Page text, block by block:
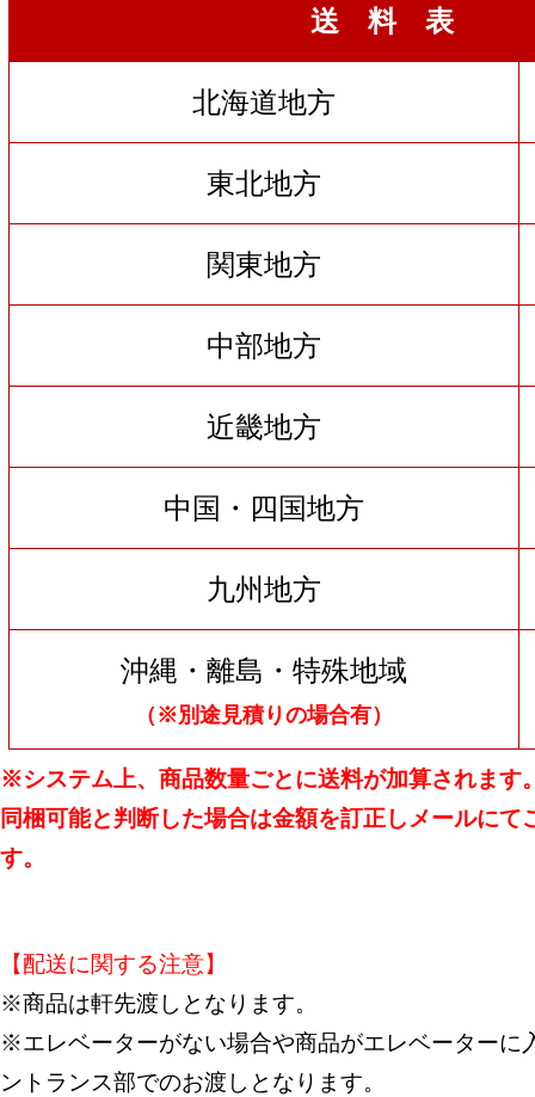
送 料 表
北海道地方
東北地方
関東地方
中部地方
近畿地方
中国・四国地方
九州地方
沖縄・離島・特殊地域
（※別途見積りの場合有）
※システム上、商品数量ごとに送料が加算されます
同梱可能と判断した場合は金額を訂正しメールにて
す。
【配送に関する注意】
※商品は軒先渡しとなります。
※エレベーターがない場合や商品がエレベーターに
ントランス部でのお渡しとなります。